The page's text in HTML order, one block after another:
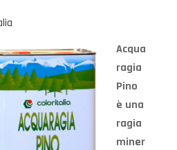
Acqua
ragia
Pino
è una
ragia
miner